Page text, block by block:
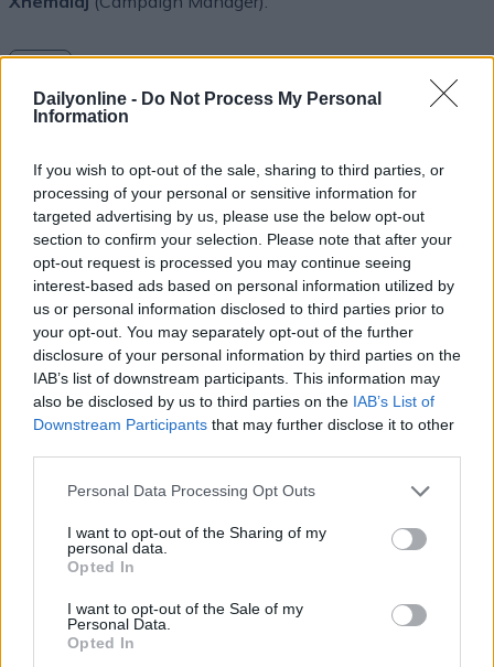
Dailyonline - Do Not Process My Personal
Information
If you wish to opt-out of the sale, sharing to third parties, or
processing of your personal or sensitive information for
targeted advertising by us, please use the below opt-out
section to confirm your selection. Please note that after your
opt-out request is processed you may continue seeing
interest-based ads based on personal information utilized by
us or personal information disclosed to third parties prior to
your opt-out. You may separately opt-out of the further
disclosure of your personal information by third parties on the
IAB’s list of downstream participants. This information may
also be disclosed by us to third parties on the IAB’s List of
Downstream Participants that may further disclose it to other
Personal Data Processing Opt Outs
I want to opt-out of the Sharing of my
personal data.
Opted In
I want to opt-out of the Sale of my
Personal Data.
Opted In
Altri podcast che potrebbero piacerti
Redazione 01/04/2022
Le evoluzioni dell'adv
video online
Redazione 30/03/2022
Incontro con MOCA
interactive
Resta connesso
Sei interessato alle nostre iniziative editoriali? Contattaci,